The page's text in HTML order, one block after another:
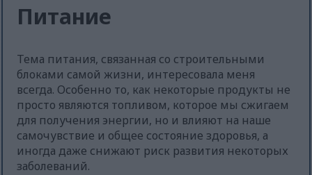
Питание
Тема питания, связанная со строительными
блоками самой жизни, интересовала меня
всегда. Особенно то, как некоторые продукты не
просто являются топливом, которое мы сжигаем
для получения энергии, но и влияют на наше
самочувствие и общее состояние здоровья, а
иногда даже снижают риск развития некоторых
заболеваний.